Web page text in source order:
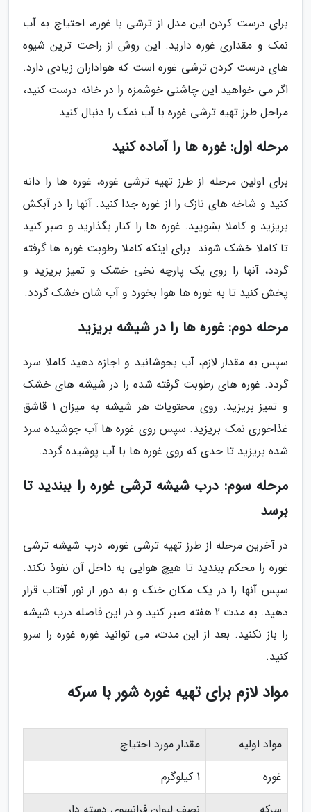
برای درست کردن این مدل از ترشی با غوره، احتیاج به آب
نمک و مقداری غوره دارید. این روش از راحت ترین شیوه
های درست کردن ترشی غوره است که هواداران زیادی دارد.
اگر می خواهید این چاشنی خوشمزه را در خانه درست کنید،
مراحل طرز تهیه ترشی غوره با آب نمک را دنبال کنید
مرحله اول: غوره ها را آماده کنید
برای اولین مرحله از طرز تهیه ترشی غوره، غوره ها را دانه
کنید و شاخه های نازک را از غوره جدا کنید. آنها را در آبکش
بریزید و کاملا بشویید. غوره ها را کنار بگذارید و صبر کنید
تا کاملا خشک شوند. برای اینکه کاملا رطوبت غوره ها گرفته
گردد، آنها را روی یک پارچه نخی خشک و تمیز بریزید و
پخش کنید تا به غوره ها هوا بخورد و آب شان خشک گردد.
مرحله دوم: غوره ها را در شیشه بریزید
سپس به مقدار لازم، آب بجوشانید و اجازه دهید کاملا سرد
گردد. غوره های رطوبت گرفته شده را در شیشه های خشک
و تمیز بریزید. روی محتویات هر شیشه به میزان 1 قاشق
غذاخوری نمک بریزید. سپس روی غوره ها آب جوشیده سرد
شده بریزید تا حدی که روی غوره ها با آب پوشیده گردد.
مرحله سوم: درب شیشه ترشی غوره را ببندید تا
برسد
در آخرین مرحله از طرز تهیه ترشی غوره، درب شیشه ترشی
غوره را محکم ببندید تا هیچ هوایی به داخل آن نفوذ نکند.
سپس آنها را در یک مکان خنک و به دور از نور آفتاب قرار
دهید. به مدت 2 هفته صبر کنید و در این فاصله درب شیشه
را باز نکنید. بعد از این مدت، می توانید غوره غوره را سرو
کنید.
مواد لازم برای تهیه غوره شور با سرکه
مواد اولیه
مقدار مورد احتیاج
غوره
1 کیلوگرم